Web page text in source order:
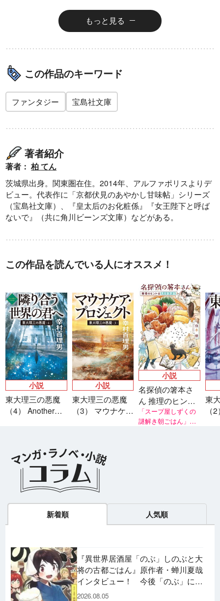
もっと見る
この作品のキーワード
ファンタジー 宝島社文庫
著者紹介
著者：柏 てん
茨城県出身。関東圏在住。2014年、アルファポリスよりデ
ビュー。代表作に「京都伏見のあやかし甘味帖」シリーズ
（宝島社文庫）、『皇太后のお化粧係』『女王陛下と呼ば
ないで』（共に角川ビーンズ文庫）などがある。
この作品を読んでいる人にオススメ！
小説
東大理三の悪魔
（4） Another
小説
東大理三の悪魔
（3） マウナケ
小説
名探偵の箸本さ
ん 推理のヒント
は夫のお弁当
「スープ屋しずくの
謎解き朝ごはん」シ
東
（
新着順 人気順
『異世界居酒屋「のぶ」しのぶと大
将の古都ごはん』原作者・蝉川夏哉
インタビュー！ 今後「のぶ」に登
場するメニューは……!?
2026.08.05